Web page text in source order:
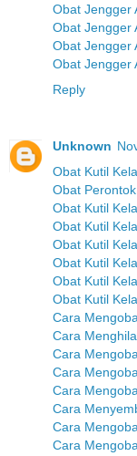
Obat Jengger
Obat Jengger
Obat Jengger
Obat Jengger
Reply
Unknown
Obat Kutil
Obat
Obat Kutil
Obat Kutil
Obat Kutil
Obat Kutil
Obat Kutil
Obat Kutil
Cara
Cara
Cara
Cara
Cara
Cara
Cara
Cara